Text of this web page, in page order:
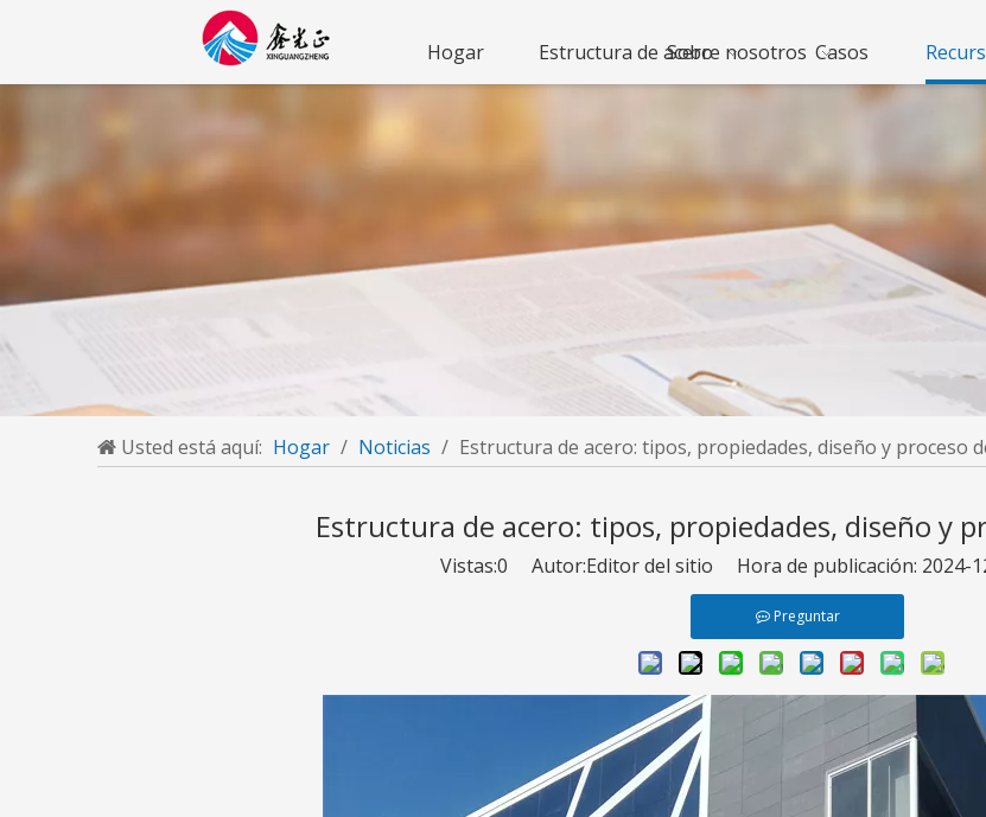
Hogar Estructura de aceroSobre nosotros Casos
Usted está aquí: Hogar / Noticias / Estructura de acero: tipos, propiedades, diseño y proceso
Estructura de acero: tipos, propiedades, diseño y
Vistas:0 Autor:Editor del sitio Hora de publicación:
Preguntar